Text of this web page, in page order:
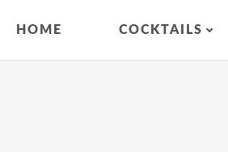
HOME COCKTAILS